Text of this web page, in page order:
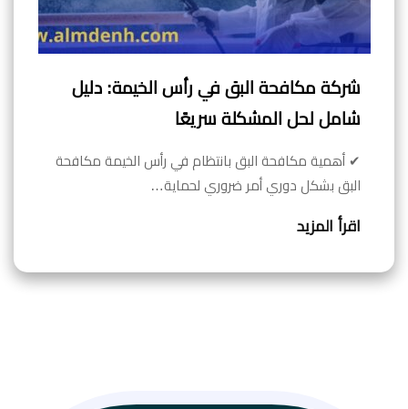
شركة مكافحة البق في رأس الخيمة: دليل
شامل لحل المشكلة سريعًا
✔ أهمية مكافحة البق بانتظام في رأس الخيمة مكافحة
البق بشكل دوري أمر ضروري لحماية…
اقرأ المزيد